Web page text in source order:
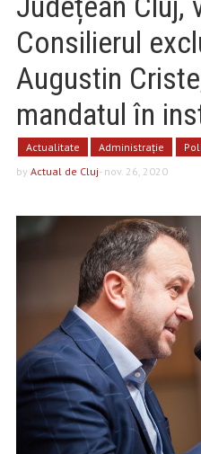
Consilierul
Augustin
mandatul în
Actualitate Administrație
by Actual de Cluj- nov. 26, 2020